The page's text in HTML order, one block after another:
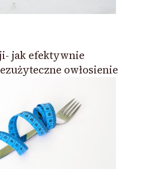
jak efektywnie
owłosienie